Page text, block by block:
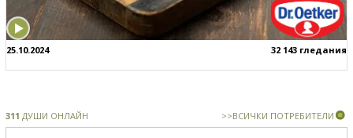
25.10.2024 32 143 гледания
311 ДУШИ ОНЛАЙН >>ВСИЧКИ ПОТРЕБИТЕЛИ